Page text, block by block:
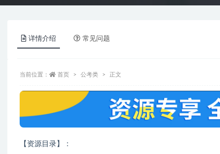
详情介绍 常见问题
当前位置： 首页 公考类 正文
【资源目录】：